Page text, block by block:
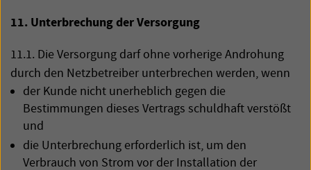
11. Unterbrechung der Versorgung
11.1. Die Versorgung darf ohne vorherige Androhung
durch den Netzbetreiber unterbrechen werden, wenn
der Kunde nicht unerheblich gegen die
Bestimmungen dieses Vertrags schuldhaft verstößt
und
die Unterbrechung erforderlich ist, um den
Verbrauch von Strom vor der Installation der